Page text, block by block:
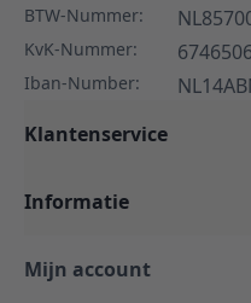
BTW-Nummer:
KvK-Nummer:
Iban-Number:
Klantenservice
Informatie
Mijn account